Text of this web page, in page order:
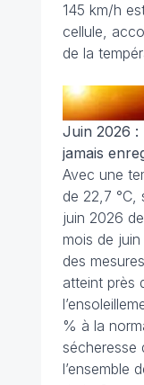
145 km/h
cellule,
de la
Juin 2026 :
jamais
Avec une
de 22,7 °C,
juin 2026
mois de
des
atteint près
% à la
sécheresse
l’ensemble